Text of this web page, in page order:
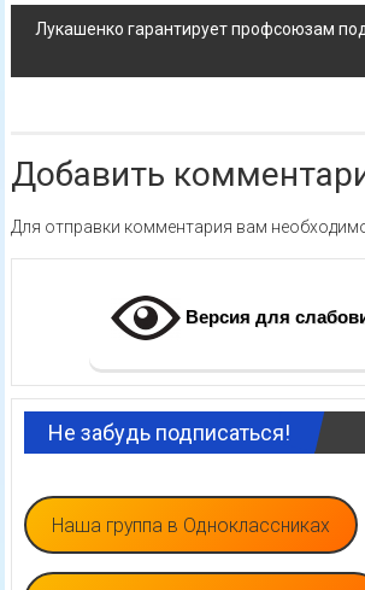
записям
Лукашенко гарантирует профсоюзам
Добавить
Для отправки комментария вам
Версия для
Не забудь подписаться!
Наша группа в Одноклассниках